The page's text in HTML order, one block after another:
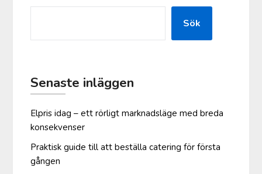
Sök
Senaste inläggen
Elpris idag – ett rörligt marknadsläge med breda
konsekvenser
Praktisk guide till att beställa catering för första
gången